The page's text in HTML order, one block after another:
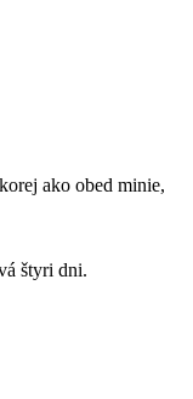
ako obed minie,
štyri dni.